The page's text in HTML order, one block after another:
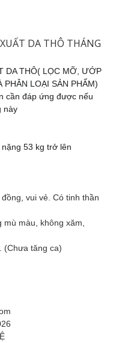
DA THÔ THÁNG
DA THÔ( LỌC MỠ, ƯỚP
PHÂN LOẠI SẢN PHẨM)
cần đáp ứng được nếu
này
53 kg trở lên
vui vẻ. Có tinh thần
mù màu, không xăm,
(Chưa tăng ca)